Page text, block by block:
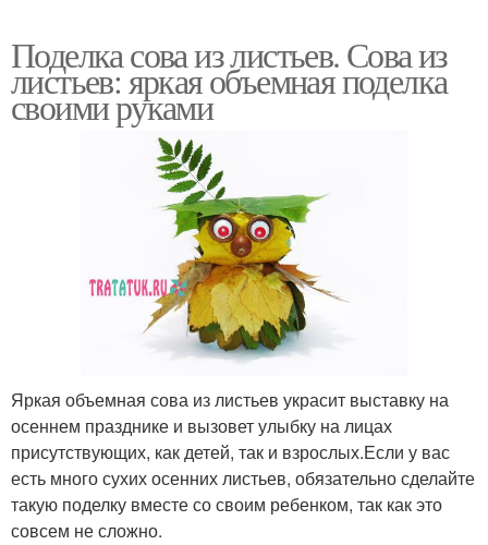
Поделка сова из листьев. Сова из
листьев: яркая объемная поделка
своими руками
Яркая объемная сова из листьев украсит выставку на
осеннем празднике и вызовет улыбку на лицах
присутствующих, как детей, так и взрослых.Если у вас
есть много сухих осенних листьев, обязательно сделайте
такую поделку вместе со своим ребенком, так как это
совсем не сложно.